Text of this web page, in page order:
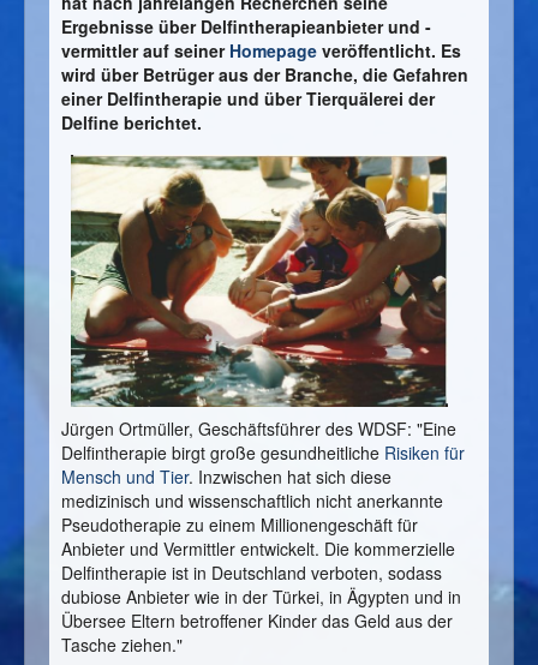
Ergebnisse über Delfintherapieanbieter und -
vermittler auf seiner Homepage veröffentlicht. Es
wird über Betrüger aus der Branche, die Gefahren
einer Delfintherapie und über Tierquälerei der
Delfine berichtet.
Jürgen Ortmüller, Geschäftsführer des WDSF: "Eine
Delfintherapie birgt große gesundheitliche Risiken für
Mensch und Tier. Inzwischen hat sich diese
medizinisch und wissenschaftlich nicht anerkannte
Pseudotherapie zu einem Millionengeschäft für
Anbieter und Vermittler entwickelt. Die kommerzielle
Delfintherapie ist in Deutschland verboten, sodass
dubiose Anbieter wie in der Türkei, in Ägypten und in
Übersee Eltern betroffener Kinder das Geld aus der
Tasche ziehen."